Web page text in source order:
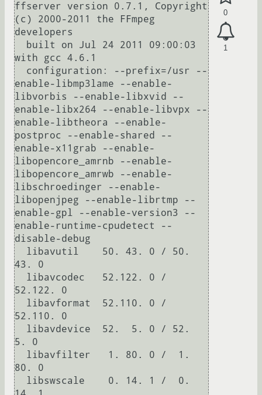
0
1
ffserver version 0.7.1, Copyright
(c) 2000-2011 the FFmpeg
developers
with gcc 4.6.1
enable-libmp3lame --enable-
libvorbis --enable-libxvid --
enable-libx264 --enable-libvpx --
enable-libtheora --enable-
postproc --enable-shared --
enable-x11grab --enable-
libopencore_amrnb --enable-
libopencore_amrwb --enable-
libschroedinger --enable-
libopenjpeg --enable-librtmp --
enable-gpl --enable-version3 --
enable-runtime-cpudetect --
disable-debug
43. 0
52.122. 0
52.110. 0
5. 0
80. 0